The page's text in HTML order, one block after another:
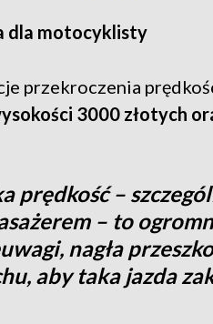
dla motocyklisty
przekroczenia
3000 złotych
prędkość –
– to
nagła
aby taka jazda